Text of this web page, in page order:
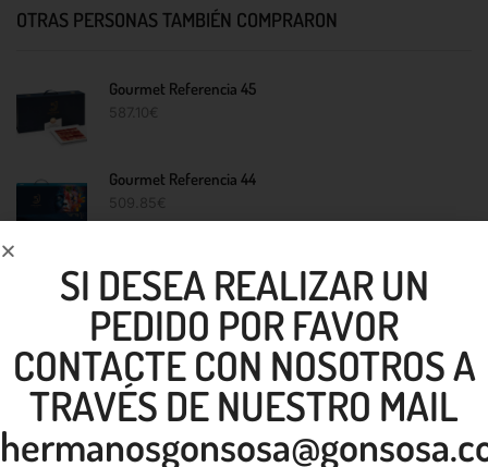
OTRAS PERSONAS TAMBIÉN COMPRARON
Gourmet Referencia 45
587.10€
Gourmet Referencia 44
509.85 €
Detalle Referencia 25
94.16€
Lote Nº13
121.10 €
SI DESEA REALIZAR UN
PEDIDO POR FAVOR
CONTACTE CON NOSOTROS A
TRAVÉS DE NUESTRO MAIL